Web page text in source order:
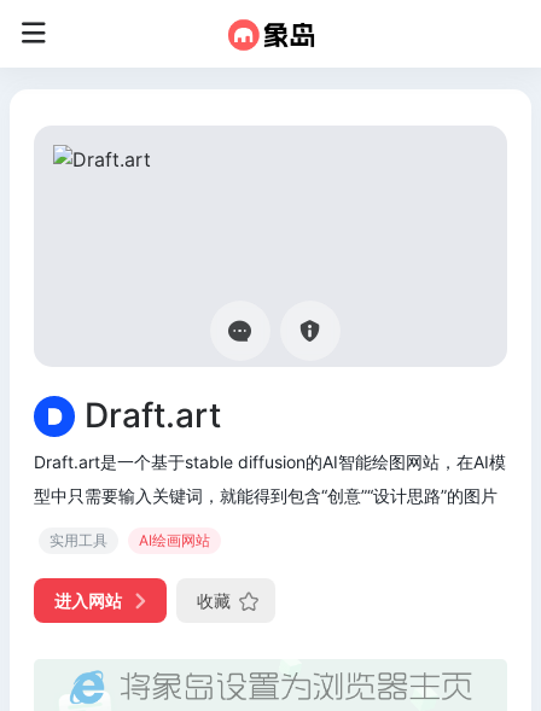
Draft.art
Draft.art是一个基于stable diffusion的AI智能绘图网站，在AI模
型中只需要输入关键词，就能得到包含“创意”“设计思路”的图片
实用工具 AI绘画网站
进入网站 收藏